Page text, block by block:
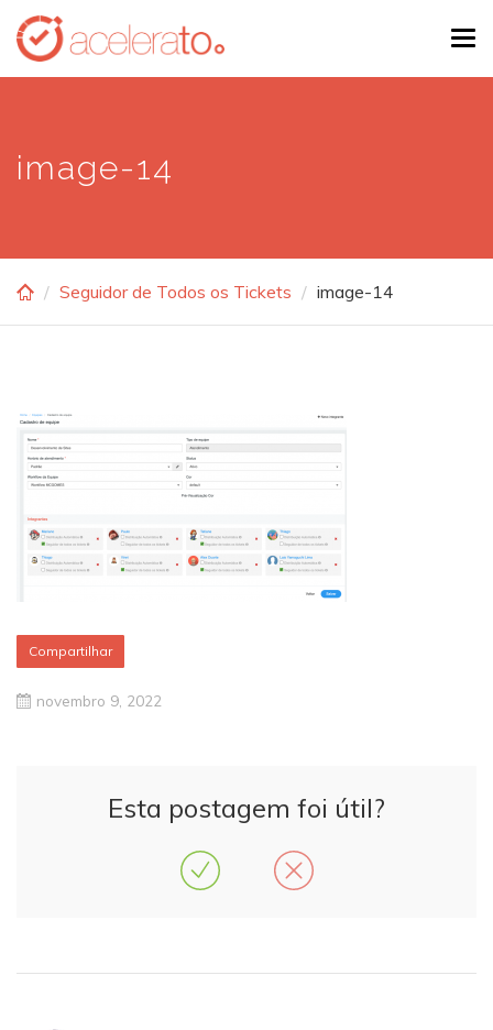
Skip
main
image-14
Seguidor de Todos os Tickets image-14
Compartilhar
novembro 9, 2022
Esta postagem foi útil?